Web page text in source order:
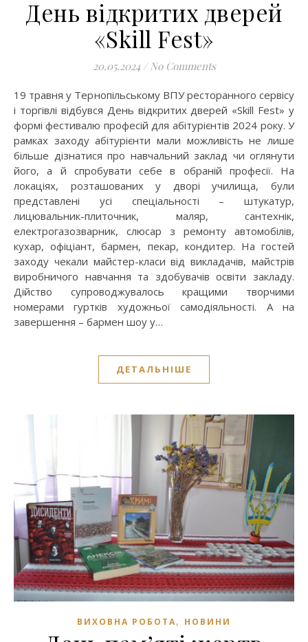
День відкритих дверей
«Skill Fest»
20.05.2024 / No Comments
19 травня у Тернопільському ВПУ ресторанного сервісу
і торгівлі відбувся День відкритих дверей «Skill Fest» у
формі фестивалю професій для абітурієнтів 2024 року. У
рамках заходу абітурієнти мали можливість не лише
більше дізнатися про навчальний заклад чи оглянути
його, а й спробувати себе в обраній професії. На
локаціях, розташованих у дворі училища, були
представлені усі спеціальності – штукатур,
лицювальник-плиточник, маляр, сантехнік,
електрогазозварник, слюсар з ремонту автомобілів,
кухар, офіціант, бармен, пекар, кондитер. На гостей
заходу чекали майстер-класи від викладачів, майстрів
виробничого навчання та здобувачів освіти закладу.
Дійство супроводжувалось кращими творчими
номерами гуртків художньої самодіяльності. А на
завершення – бармен шоу у…
ДЕТАЛЬНІШЕ
ВИХОВНА РОБОТА, НОВИНИ